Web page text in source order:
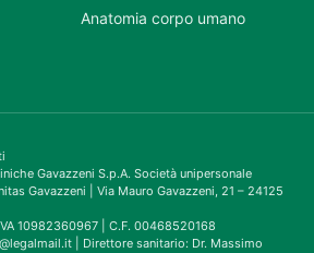
Anatomia corpo umano
Gavazzeni S.p.A. Società unipersonale
Gavazzeni | Via Mauro Gavazzeni, 21 – 24125
10982360967 | C.F. 00468520168
| Direttore sanitario: Dr. Massimo